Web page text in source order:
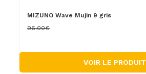
MIZUNO Wave Mujin 9 gris
96.00€
VOIR LE PRODUIT